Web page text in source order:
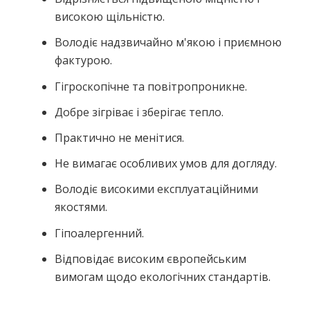
високою щільністю.
Володіє надзвичайно м'якою і приємною
фактурою.
Гігроскопічне та повітропроникне.
Добре зігріває і зберігає тепло.
Практично не менітися.
Не вимагає особливих умов для догляду.
Володіє високими експлуатаційними
якостями.
Гіпоалергенний.
Відповідає високим європейським
вимогам щодо екологічних стандартів.